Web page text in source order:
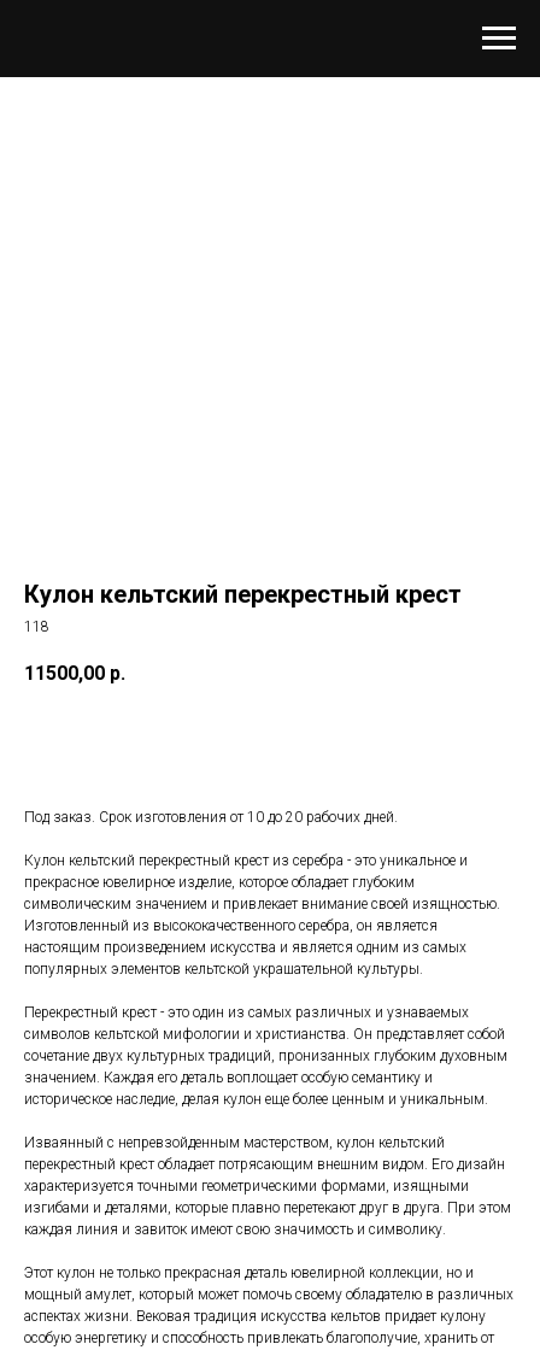
Кулон кельтский перекрестный крест
118
11500,00 р.
Под заказ. Срок изготовления от 10 до 20 рабочих дней.
Кулон кельтский перекрестный крест из серебра - это уникальное и
прекрасное ювелирное изделие, которое обладает глубоким
символическим значением и привлекает внимание своей изящностью.
Изготовленный из высококачественного серебра, он является
настоящим произведением искусства и является одним из самых
популярных элементов кельтской украшательной культуры.
Перекрестный крест - это один из самых различных и узнаваемых
символов кельтской мифологии и христианства. Он представляет собой
сочетание двух культурных традиций, пронизанных глубоким духовным
значением. Каждая его деталь воплощает особую семантику и
историческое наследие, делая кулон еще более ценным и уникальным.
Изваянный с непревзойденным мастерством, кулон кельтский
перекрестный крест обладает потрясающим внешним видом. Его дизайн
характеризуется точными геометрическими формами, изящными
изгибами и деталями, которые плавно перетекают друг в друга. При этом
каждая линия и завиток имеют свою значимость и символику.
Этот кулон не только прекрасная деталь ювелирной коллекции, но и
мощный амулет, который может помочь своему обладателю в различных
аспектах жизни. Вековая традиция искусства кельтов придает кулону
особую энергетику и способность привлекать благополучие, хранить от